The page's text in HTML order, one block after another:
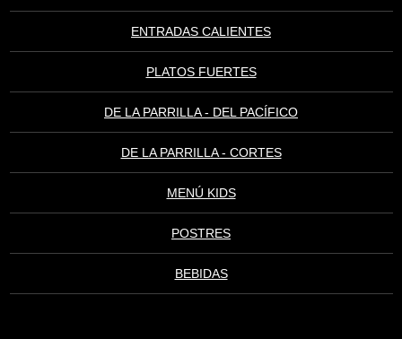
ENTRADAS CALIENTES
PLATOS FUERTES
DE LA PARRILLA - DEL PACÍFICO
DE LA PARRILLA - CORTES
MENÚ KIDS
POSTRES
BEBIDAS